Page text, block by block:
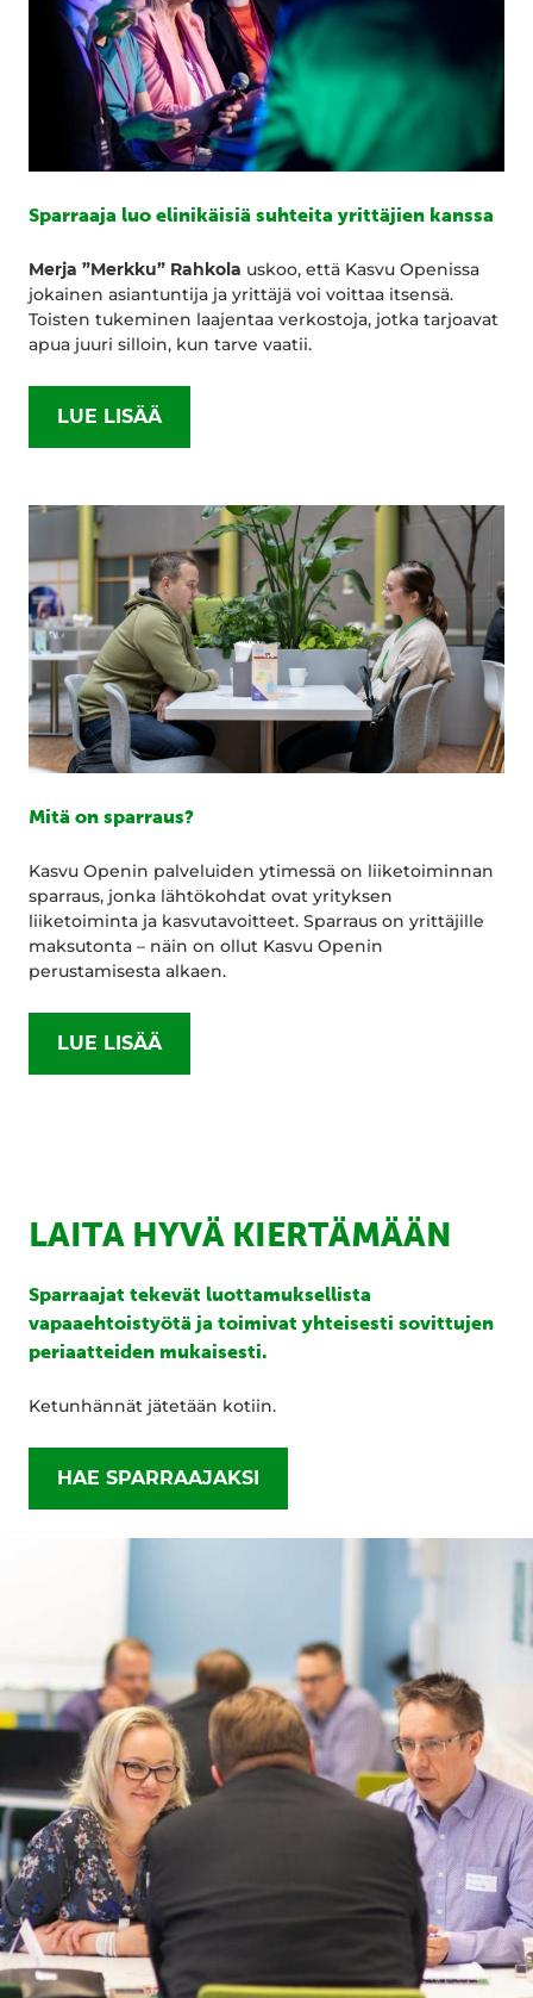
Sparraaja luo elinikäisiä suhteita yrittäjien kanssa
Merja ”Merkku” Rahkola uskoo, että Kasvu Openissa
jokainen asiantuntija ja yrittäjä voi voittaa itsensä.
Toisten tukeminen laajentaa verkostoja, jotka tarjoavat
apua juuri silloin, kun tarve vaatii.
LUE LISÄÄ
Mitä on sparraus?
Kasvu Openin palveluiden ytimessä on liiketoiminnan
sparraus, jonka lähtökohdat ovat yrityksen
liiketoiminta ja kasvutavoitteet. Sparraus on yrittäjille
maksutonta – näin on ollut Kasvu Openin
perustamisesta alkaen.
LUE LISÄÄ
LAITA HYVÄ KIERTÄMÄÄN
Sparraajat tekevät luottamuksellista
vapaaehtoistyötä ja toimivat yhteisesti sovittujen
periaatteiden mukaisesti.
Ketunhännät jätetään kotiin.
HAE SPARRAAJAKSI